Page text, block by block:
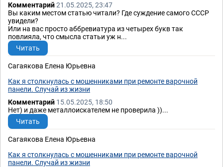
Комментарий21.05.2025, 23:47
Вы каким местом статью читали? Где суждение самого СССР
увидели?
Или на вас просто аббревиатура из четырех букв так
повлияла, что смысла статьи уж н...
Читать
Сагаякова Елена Юрьевна
Как я столкнулась с мошенниками при ремонте варочной
панели. Случай из жизни
Комментарий 15.05.2025, 18:50
Нет) и даже металлоискателем не проверила ))...
Читать
Сагаякова Елена Юрьевна
Как я столкнулась с мошенниками при ремонте варочной
панели. Случай из жизни